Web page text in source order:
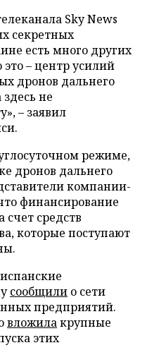
Sky News
секретных
есть много других
– центр усилий
дронов дальнего
не
– заявил
режиме,
дронов дальнего
компании-
финансирование
счет средств
которые поступают
сообщили о сети
предприятий.
вложилакрупные
этих